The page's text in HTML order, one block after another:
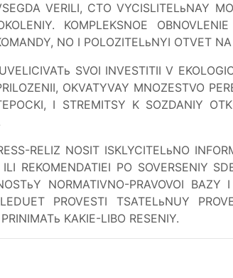
VERILI, CTO VYCISLITELьNAY
KOMPLEKSNOE
NO I POLOZITELьNYI OTVET
SVOI INVESTITII V
OKVATYVAY MNOZESTVO
I STREMITSY K SOZDANIY
RELIZ NOSIT ISKLYCITELьNO
REKOMENDATIEI PO SOVERSENIY
NORMATIVNO-PRAVOVOI
PROVESTI TSATELьNUY
KAKIE-LIBO RESENIY.